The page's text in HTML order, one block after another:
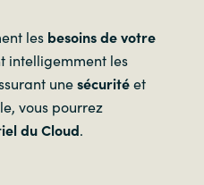
les besoins de votre
intelligemment les
unesécuritéet
vous pourrez
du Cloud.